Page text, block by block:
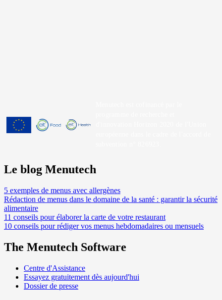
Le blog Menutech
5 exemples de menus avec allergènes
Rédaction de menus dans le domaine de la santé : garantir la sécurité
alimentaire
11 conseils pour élaborer la carte de votre restaurant
10 conseils pour rédiger vos menus hebdomadaires ou mensuels
The Menutech Software
Centre d'Assistance
Essayez gratuitement dès aujourd'hui
Dossier de presse